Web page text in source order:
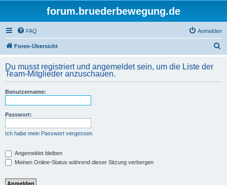
forum.bruederbewegung.de
FAQ Anmelden
Foren-Übersicht
h
Du musst registriert und angemeldet sein, um die Liste der
Team-Mitglieder anzuschauen.
Benutzername:
Passwort:
Ich habe mein Passwort vergessen
Angemeldet bleiben
Meinen Online-Status während dieser Sitzung verbergen